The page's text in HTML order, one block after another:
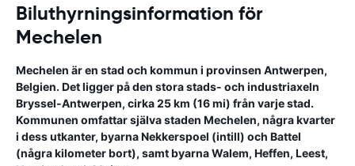
Biluthyrningsinformation för
Mechelen
Mechelen är en stad och kommun i provinsen Antwerpen,
Belgien. Det ligger på den stora stads- och industriaxeln
Bryssel-Antwerpen, cirka 25 km (16 mi) från varje stad.
Kommunen omfattar själva staden Mechelen, några kvarter
i dess utkanter, byarna Nekkerspoel (intill) och Battel
(några kilometer bort), samt byarna Walem, Heffen, Leest,